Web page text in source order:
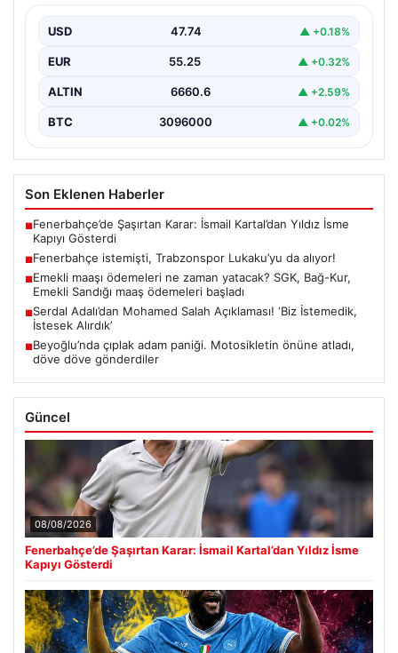
USD 47.74 ▲ +0.18%
EUR 55.25 ▲ +0.32%
ALTIN 6660.6 ▲ +2.59%
BTC 3096000 ▲ +0.02%
Son Eklenen Haberler
■Fenerbahçe’de Şaşırtan Karar: İsmail Kartal’dan Yıldız İsme
Kapıyı Gösterdi
■Fenerbahçe istemişti, Trabzonspor Lukaku’yu da alıyor!
■Emekli maaşı ödemeleri ne zaman yatacak? SGK, Bağ-Kur,
Emekli Sandığı maaş ödemeleri başladı
■Serdal Adalı’dan Mohamed Salah Açıklaması! ‘Biz İstemedik,
İstesek Alırdık’
■Beyoğlu’nda çıplak adam paniği. Motosikletin önüne atladı,
döve döve gönderdiler
Güncel
08/08/2026
Fenerbahçe’de Şaşırtan Karar: İsmail Kartal’dan Yıldız İsme
Kapıyı Gösterdi